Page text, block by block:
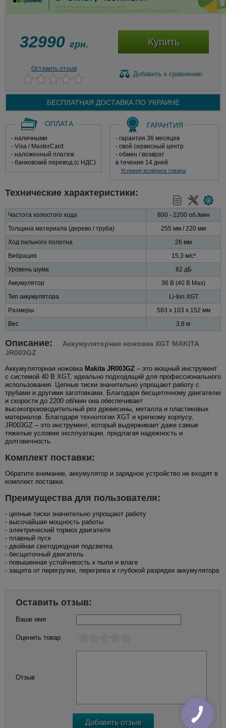
32990 грн. Купить
Оставить отзыв
Добавить к сравнению
БЕСПЛАТНАЯ ДОСТАВКА ПО УКРАИНЕ
ОПЛАТА
- наличными
- Visa / MasterCard
- наложенный платеж
- банковский перевод (с НДС)
ГАРАНТИЯ
- гарантия 36 месяцев
- свой сервисный центр
- обмен / возврат
в течение 14 дней
Условия возврата товара
Технические характеристики:
Частота холостого хода
800 - 2200 об./мин
Толщина материала (дерево / труба)
255 мм / 220 мм
Ход пильного полотна
26 мм
Вибрация
15,3 м/с²
Уровень шума
82 дБ
Аккумулятор
36 В (40 В Max)
Тип аккумулятора
Li-Ion XGT
Размеры
583 x 103 x 152 мм
Вес
3,8 кг
Описание:
Аккумуляторная ножовка XGT MAKITA
JR003GZ
Аккумуляторная ножовка Makita JR003GZ – это мощный инструмент
с системой 40 В XGT, идеально подходящий для профессионального
использования. Цепные тиски значительно упрощают работу с
трубами и другими заготовками. Благодаря бесщеточному двигателю
и скорости до 2200 об/мин она обеспечивает
высокопроизводительный рез древесины, металла и пластиковых
материалов. Благодаря технологии XGT и крепкому корпусу,
JR003GZ – это инструмент, который выдерживает даже самые
тяжелые условия эксплуатации, предлагая надежность и
долговечность.
Комплект поставки:
Обратите внимание, аккумулятор и зарядное устройство не входят в
комплект поставки.
Преимущества для пользователя:
- цепные тиски значительно упрощают работу
- высочайшая мощность работы
- электрический тормоз двигателя
- плавный пуск
- двойная светодиодная подсветка
- бесщеточный двигатель
- повышенная устойчивость к пыли и влаге
- защита от перегрузки, перегрева и глубокой разрядки аккумулятора
Оставить отзыв:
Ваше имя
Оценить товар
Отзыв
КНОПКА
ЗВ'ЯЗКУ